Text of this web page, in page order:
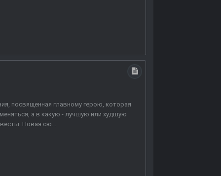
посвященная главному герою, которая
а в какую - лучшую или худшую
Новая сю...